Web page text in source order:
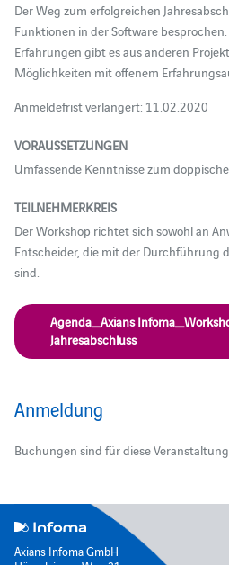
Der Weg zum erfolgreichen
Funktionen in der Software
Erfahrungen gibt es aus anderen
Möglichkeiten mit offenem
Anmeldefrist verlängert: 11.02.2020
VORAUSSETZUNGEN
Umfassende Kenntnisse zum
TEILNEHMERKREIS
Der Workshop richtet sich sowohl an
Entscheider, die mit der Durchführung
sind.
Agenda_Axians
Jahresabschluss
Anmeldung
Buchungen sind für diese Veranstaltung
Axians Infoma GmbH